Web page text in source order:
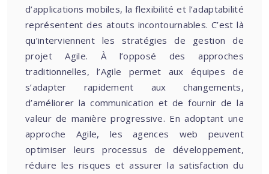
d’applications mobiles, la flexibilité et l’adaptabilité
représentent des atouts incontournables. C’est là
qu’interviennent les stratégies de gestion de
projet Agile. À l’opposé des approches
traditionnelles, l’Agile permet aux équipes de
s’adapter rapidement aux changements,
d’améliorer la communication et de fournir de la
valeur de manière progressive. En adoptant une
approche Agile, les agences web peuvent
optimiser leurs processus de développement,
réduire les risques et assurer la satisfaction du